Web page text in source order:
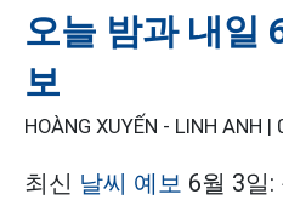
오늘 밤과 내일
보
HOÀNG XUYẾN - LINH ANH |
최신 날씨 예보 6월 3일: